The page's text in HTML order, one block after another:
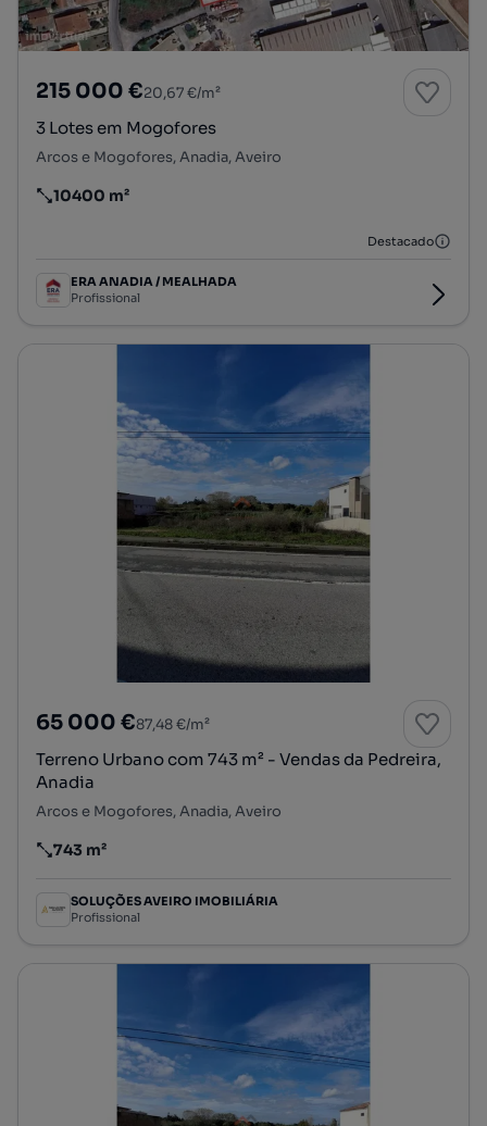
215 000 €20,67 €/m²
3 Lotes em Mogofores
Arcos e Mogofores, Anadia, Aveiro
Preço por metro quadrado
10400 m²
Destacado
ERA ANADIA / MEALHADA
Profissional
65 000 €87,48 €/m²
Terreno Urbano com 743 m² - Vendas da Pedreira,
Anadia
Arcos e Mogofores, Anadia, Aveiro
Preço por metro quadrado
743 m²
SOLUÇÕES AVEIRO IMOBILIÁRIA
Profissional